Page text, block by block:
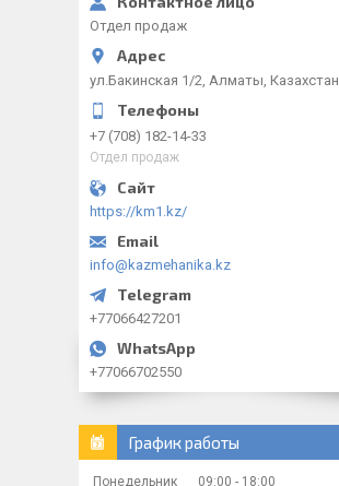
Отдел продаж
ул.Бакинская 1/2, Алматы, Казахстан
+7 (708) 182-14-33
Отдел продаж
https://km1.kz/
info@kazmehanika.kz
+77066427201
+77066702550
График работы
Понедельник 09:00 18:00